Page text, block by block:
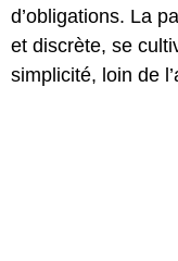
d’obligations. La
et discrète, se
simplicité, loin de